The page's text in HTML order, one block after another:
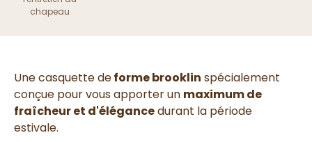
chapeau
Une casquette deforme brooklin spécialement
conçue pour vous apporter un maximum de
fraîcheur et d'élégancedurant la période
estivale.